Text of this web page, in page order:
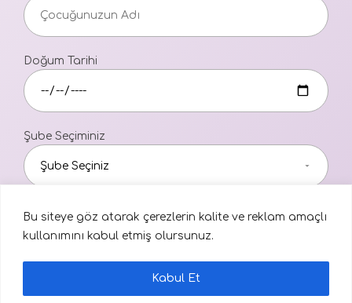
Bu siteye göz atarak çerezlerin kalite ve reklam amaçlı
kullanımını kabul etmiş olursunuz.
Kabul Et
Doğum Tarihi
Şube Seçiminiz
Aydınlatma Metni